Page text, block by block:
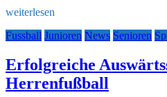
weiterlesen
Fussball Junioren News Senioren
Erfolgreiche
Herrenfußball